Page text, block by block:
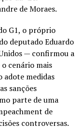
de Moraes.
G1, o próprio
deputado Eduardo
— confirmou a
cenário mais
adote medidas
sanções
parte de uma
de
controversas.